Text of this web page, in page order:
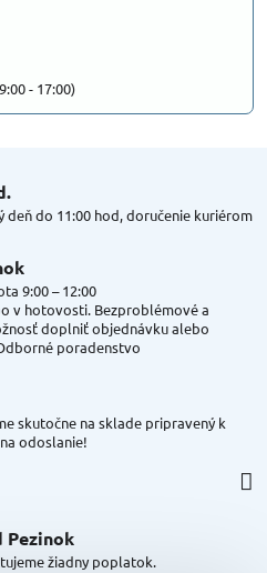
- 17:00)
deň do 11:00 hod, doručenie kuriérom
9:00 – 12:00
v hotovosti. Bezproblémové a
doplniť objednávku alebo
poradenstvo
skutočne na sklade pripravený k
odoslanie!
Pezinok
žiadny poplatok.